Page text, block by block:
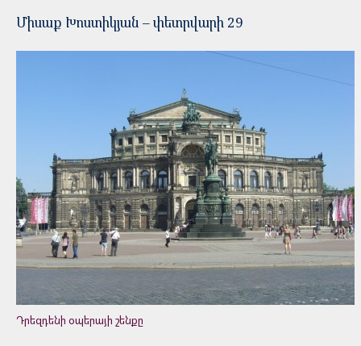
Միսաք Խոստիկյան – փետրվարի 29
Դրեզդենի օպերայի շենքը